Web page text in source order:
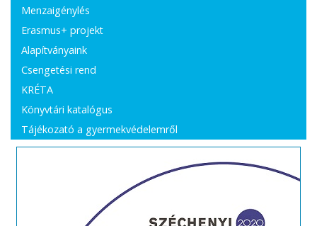
Menzaigénylés
Erasmus+ projekt
Alapítványaink
Csengetési rend
KRÉTA
Könyvtári katalógus
Tájékozató a gyermekvédelemről